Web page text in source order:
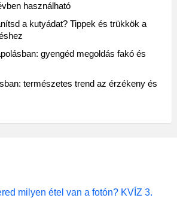
használható
a kutyádat? Tippek és trükkök a
gyengéd megoldás fakó és
természetes trend az érzékeny és
milyen étel van a fotón? KVÍZ 3.